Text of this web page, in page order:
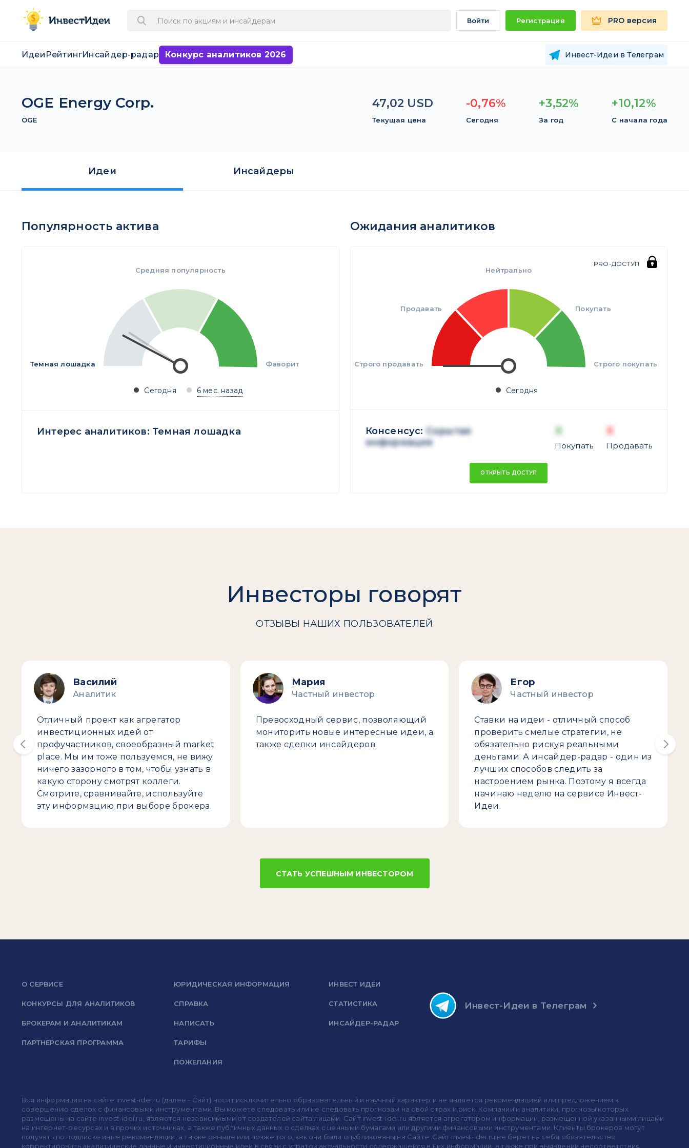
Войти Регистрация PRO версия
Идеи РейтингИнсайдер-радар Конкурс аналитиков 2026 Инвест-Идеи в Телеграм
OGE Energy Corp.
OGE
47,02 USD
Текущая цена
-0,76%
Сегодня
+3,52%
За год
+10,12%
С начала года
Идеи Инсайдеры
Популярность актива
Темная лошадка Фаворит
Средняя популярность
Сегодня 6 мес. назад
Интерес аналитиков: Темная лошадка
Ожидания аналитиков
PRO-ДОСТУП
Строго продавать
Продавать
Нейтрально
Покупать
Строго покупать
Сегодня
Консенсус:
Скрытая
информация
X
Покупать
X
Продавать
ОТКРЫТЬ ДОСТУП
Инвесторы говорят
ОТЗЫВЫ НАШИХ ПОЛЬЗОВАТЕЛЕЙ
Василий
Аналитик
Отличный проект как агрегатор
инвестиционных идей от
профучастников, своеобразный market
place. Мы им тоже пользуемся, не вижу
ничего зазорного в том, чтобы узнать в
какую сторону смотрят коллеги.
Смотрите, сравнивайте, используйте
эту информацию при выборе брокера.
Мария
Частный инвестор
Превосходный сервис, позволяющий
мониторить новые интересные идеи, а
также сделки инсайдеров.
Егор
Частный инвестор
Ставки на идеи - отличный способ
проверить смелые стратегии, не
обязательно рискуя реальными
деньгами. А инсайдер-радар - один из
лучших способов следить за
настроением рынка. Поэтому я всегда
начинаю неделю на сервисе Инвест-
Идеи.
СТАТЬ УСПЕШНЫМ ИНВЕСТОРОМ
Инвест-Идеи в Телеграм
О СЕРВИСЕ
КОНКУРСЫ ДЛЯ АНАЛИТИКОВ
БРОКЕРАМ И АНАЛИТИКАМ
ПАРТНЕРСКАЯ ПРОГРАММА
ЮРИДИЧЕСКАЯ ИНФОРМАЦИЯ
СПРАВКА
НАПИСАТЬ
ТАРИФЫ
ПОЖЕЛАНИЯ
ИНВЕСТ ИДЕИ
СТАТИСТИКА
ИНСАЙДЕР-РАДАР
Вся информация на сайте invest-idei.ru (далее - Сайт) носит исключительно образовательный и научный характер и не является рекомендацией или предложением к
совершению сделок с финансовыми инструментами. Вы можете следовать или не следовать прогнозам на свой страх и риск. Компании и аналитики, прогнозы которых
размещены на сайте invest-idei.ru, являются независимыми от создателей сайта лицами. Сайт invest-idei.ru является агрегатором информации, размещенной указанными лицами
на интернет-ресурсах и в прочих источниках, а также публичных данных о сделках с ценными бумагами или другими финансовыми инструментами. Клиенты брокеров могут
получать по подписке иные рекомендации, а также раньше или позже того, как они были опубликованы на Сайте. Сайт invest-idei.ru не берет на себя обязательство
корректировать аналитические данные и инвестиционные идеи в связи с утратой актуальности содержащейся в них информации, а также при выявлении несоответствия